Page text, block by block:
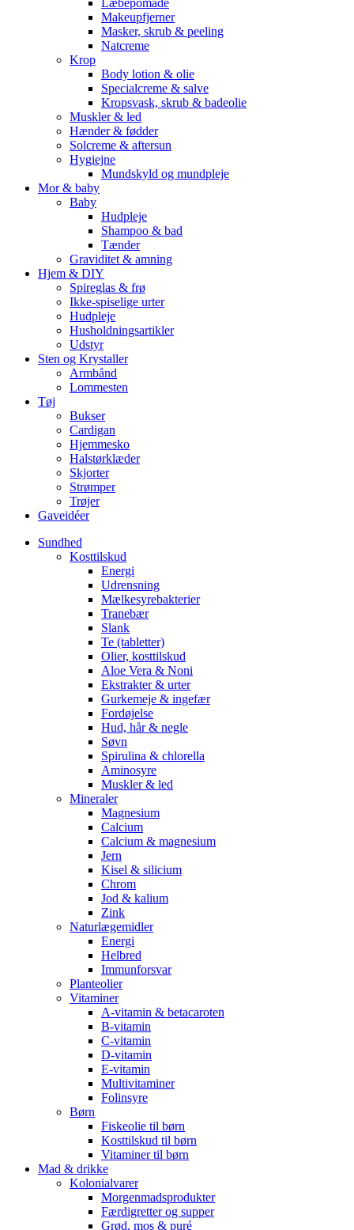
Læbepomade
Makeupfjerner
Masker, skrub & peeling
Natcreme
Krop
Body lotion & olie
Specialcreme & salve
Kropsvask, skrub & badeolie
Muskler & led
Hænder & fødder
Solcreme & aftersun
Hygiejne
Mundskyld og mundpleje
Mor & baby
Baby
Hudpleje
Shampoo & bad
Tænder
Graviditet & amning
Hjem & DIY
Spireglas & frø
Ikke-spiselige urter
Hudpleje
Husholdningsartikler
Udstyr
Sten og Krystaller
Armbånd
Lommesten
Tøj
Bukser
Cardigan
Hjemmesko
Halstørklæder
Skjorter
Strømper
Trøjer
Gaveidéer
Sundhed
Kosttilskud
Energi
Udrensning
Mælkesyrebakterier
Tranebær
Slank
Te (tabletter)
Olier, kosttilskud
Aloe Vera & Noni
Ekstrakter & urter
Gurkemeje & ingefær
Fordøjelse
Hud, hår & negle
Søvn
Spirulina & chlorella
Aminosyre
Muskler & led
Mineraler
Magnesium
Calcium
Calcium & magnesium
Jern
Kisel & silicium
Chrom
Jod & kalium
Zink
Naturlægemidler
Energi
Helbred
Immunforsvar
Planteolier
Vitaminer
A-vitamin & betacaroten
B-vitamin
C-vitamin
D-vitamin
E-vitamin
Multivitaminer
Folinsyre
Børn
Fiskeolie til børn
Kosttilskud til børn
Vitaminer til børn
Mad & drikke
Kolonialvarer
Morgenmadsprodukter
Færdigretter og supper
Grød, mos & puré